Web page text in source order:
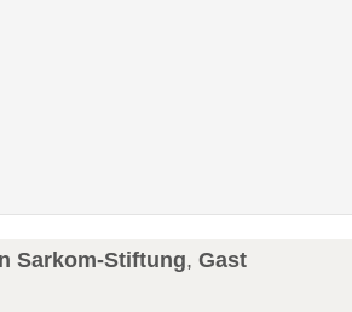
Sarkom-Stiftung, Gast